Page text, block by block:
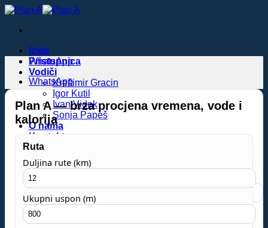
Skip
content
Izleti
Pristupnica
Vodiči
Krešimir Gracin
Igor Kutil
Ivan Videk
Sonja Papeš
O nama
Kontakt
Novosti
Pretraži:
0,00
WhatsApp
WhatsApp
Plan A — brza procjena vremena, vode i
kalorija
Ruta
Duljina rute (km)
Ukupni uspon (m)